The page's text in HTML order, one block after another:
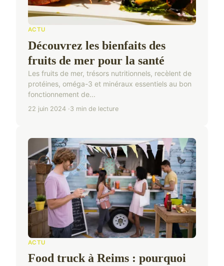
ACTU
Découvrez les bienfaits des
fruits de mer pour la santé
Les fruits de mer, trésors nutritionnels, recèlent de
protéines, oméga-3 et minéraux essentiels au bon
fonctionnement de...
22 juin 2024 3 min de lecture
ACTU
Food truck à Reims : pourquoi